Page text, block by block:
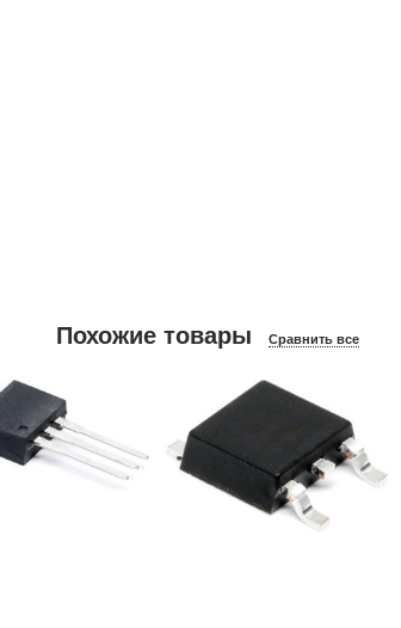
Похожие товары Сравнить все